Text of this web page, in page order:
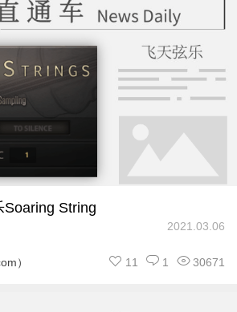
Soaring String
2021.03.06
） 30671
1
11